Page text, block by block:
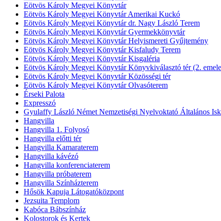
Eötvös Károly Megyei Könyvtár
Eötvös Károly Megyei Könyvtár Amerikai Kuckó
Eötvös Károly Megyei Könyvtár dr. Nagy László Terem
Eötvös Károly Megyei Könyvtár Gyermekkönyvtár
Eötvös Károly Megyei Könyvtár Helyismereti Gyűjtemény
Eötvös Károly Megyei Könyvtár Kisfaludy Terem
Eötvös Károly Megyei Könyvtár Kisgaléria
Eötvös Károly Megyei Könyvtár Könyvkiválasztó tér (2.
Eötvös Károly Megyei Könyvtár Közösségi tér
Eötvös Károly Megyei Könyvtár Olvasóterem
Érseki Palota
Expresszó
Gyulaffy László Német Nemzetiségi Nyelvoktató Általános
Hangvilla
Hangvilla 1. Folyosó
Hangvilla előtti tér
Hangvilla Kamaraterem
Hangvilla kávézó
Hangvilla konferenciaterem
Hangvilla próbaterem
Hangvilla Színházterem
Hősök Kapuja Látogatóközpont
Jezsuita Templom
Kabóca Bábszínház
Kolostorok és Kertek